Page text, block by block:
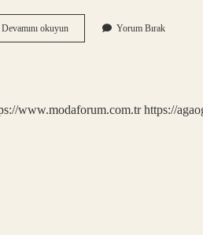
Devamını okuyunSaymak
Türkçe
Yorum Bırak
www.modaforum.com.tr https://